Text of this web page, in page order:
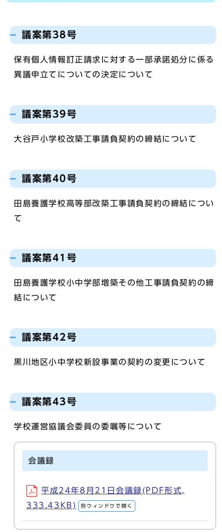
議案第38号
保有個人情報訂正請求に対する一部承諾処分に係る
異議申立てについての決定について
議案第39号
大谷戸小学校改築工事請負契約の締結について
議案第40号
田島養護学校高等部改築工事請負契約の締結につい
て
議案第41号
田島養護学校小中学部増築その他工事請負契約の締
結について
議案第42号
黒川地区小中学校新設事業の契約の変更について
議案第43号
学校運営協議会委員の委嘱等について
会議録
平成24年8月21日会議録(PDF形式,
333.43KB)
別ウィンドウで開く